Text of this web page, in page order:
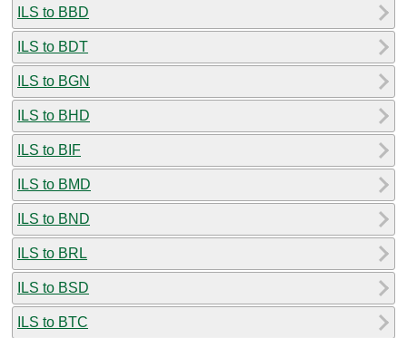
ILS to BBD
ILS to BDT
ILS to BGN
ILS to BHD
ILS to BIF
ILS to BMD
ILS to BND
ILS to BRL
ILS to BSD
ILS to BTC